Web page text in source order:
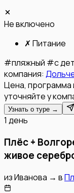
Не включено
✗ Питание
#пляжный #с
компания:
Цена, программа
уточняйте у
Узнать о туре →
1 день
Плёс +
живое
изИванова → в